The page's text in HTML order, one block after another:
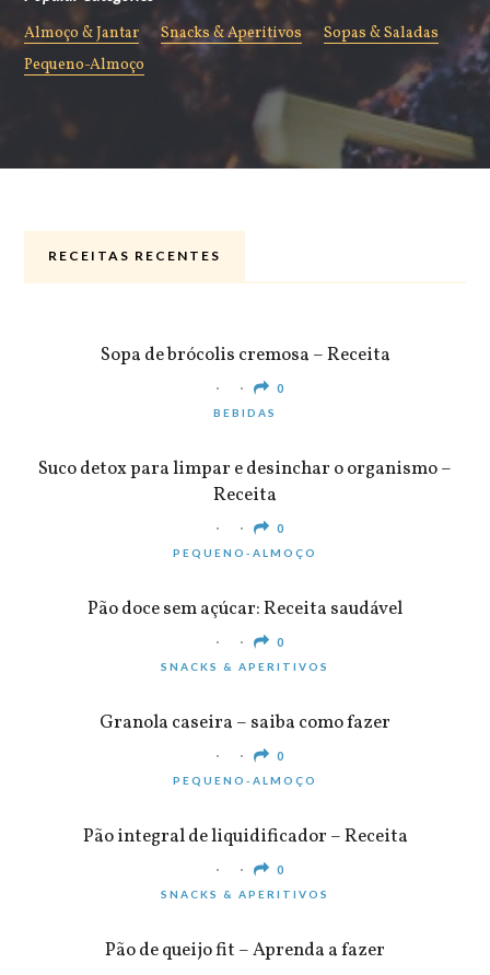
Almoço & Jantar Snacks & Aperitivos
Sopas & Saladas
Pequeno-Almoço
RECEITAS RECENTES
Sopa de brócolis cremosa – Receita
0
BEBIDAS
Suco detox para limpar e desinchar o organismo –
Receita
0
PEQUENO-ALMOÇO
Pão doce sem açúcar: Receita saudável
0
SNACKS & APERITIVOS
Granola caseira – saiba como fazer
0
PEQUENO-ALMOÇO
Pão integral de liquidificador – Receita
0
SNACKS & APERITIVOS
Pão de queijo fit – Aprenda a fazer